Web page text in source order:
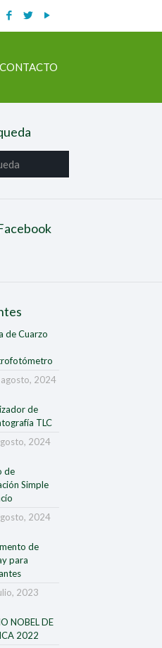
CONTACTO
de Cuarzo
2024
de
TLC
2024
de
Simple
2024
de
para
2023
NOBEL DE
2022